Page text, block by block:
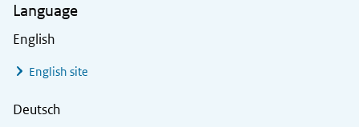
Language
English
English site
Deutsch